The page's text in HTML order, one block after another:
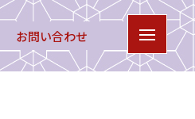
お問い合わせ